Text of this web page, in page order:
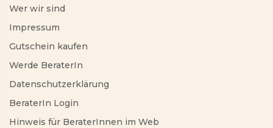
Wer wir sind
Impressum
Gutschein kaufen
Werde BeraterIn
Datenschutzerklärung
BeraterIn Login
Hinweis für BeraterInnen im Web